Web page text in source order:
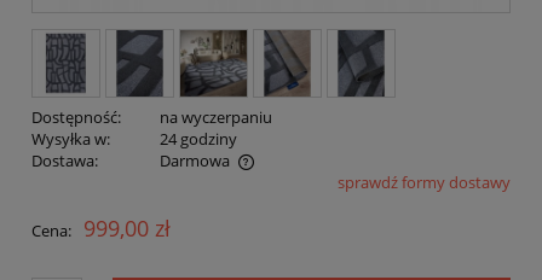
Dostępność:
na wyczerpaniu
Wysyłka w:
24 godziny
Dostawa:
Darmowa
Cena nie zawiera ewentualnych kosztów płatnościsprawdź formy dostawy
Cena: 999,00 zł